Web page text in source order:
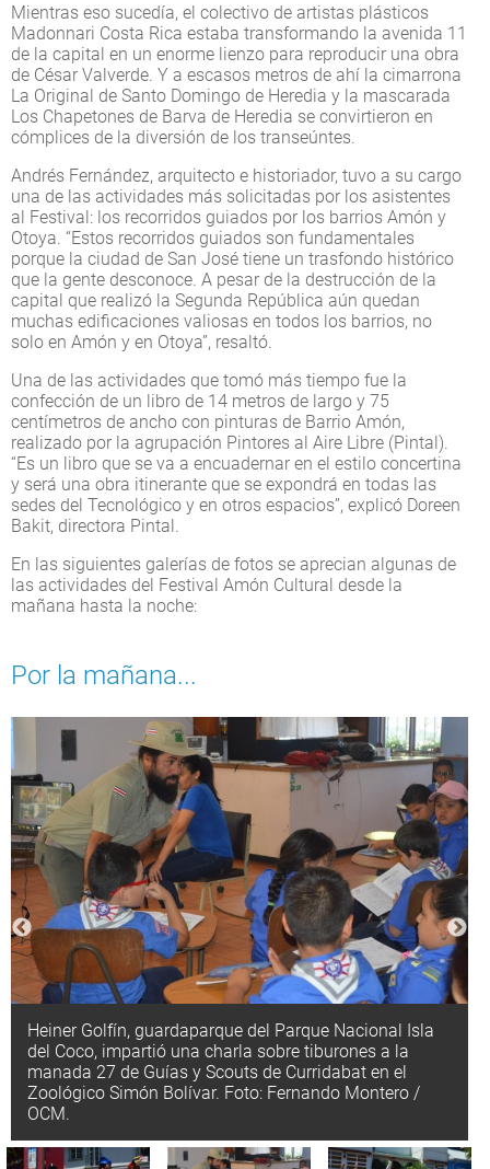
Mientras eso sucedía, el colectivo de artistas plásticos
Madonnari Costa Rica estaba transformando la avenida 11
de la capital en un enorme lienzo para reproducir una obra
de César Valverde. Y a escasos metros de ahí la cimarrona
La Original de Santo Domingo de Heredia y la mascarada
Los Chapetones de Barva de Heredia se convirtieron en
cómplices de la diversión de los transeúntes.
Andrés Fernández, arquitecto e historiador, tuvo a su cargo
una de las actividades más solicitadas por los asistentes
al Festival: los recorridos guiados por los barrios Amón y
Otoya. “Estos recorridos guiados son fundamentales
porque la ciudad de San José tiene un trasfondo histórico
que la gente desconoce. A pesar de la destrucción de la
capital que realizó la Segunda República aún quedan
muchas edificaciones valiosas en todos los barrios, no
solo en Amón y en Otoya”, resaltó.
Una de las actividades que tomó más tiempo fue la
confección de un libro de 14 metros de largo y 75
centímetros de ancho con pinturas de Barrio Amón,
realizado por la agrupación Pintores al Aire Libre (Pintal).
“Es un libro que se va a encuadernar en el estilo concertina
y será una obra itinerante que se expondrá en todas las
sedes del Tecnológico y en otros espacios”, explicó Doreen
Bakit, directora Pintal.
En las siguientes galerías de fotos se aprecian algunas de
las actividades del Festival Amón Cultural desde la
mañana hasta la noche:
Por la mañana...
Heiner Golfín, guardaparque del Parque Nacional Isla
del Coco, impartió una charla sobre tiburones a la
manada 27 de Guías y Scouts de Curridabat en el
Zoológico Simón Bolívar. Foto: Fernando Montero /
OCM.